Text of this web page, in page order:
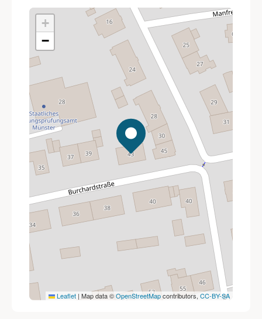
+
−
Leaflet | Map data ©OpenStreetMapcontributors, CC-BY-SA